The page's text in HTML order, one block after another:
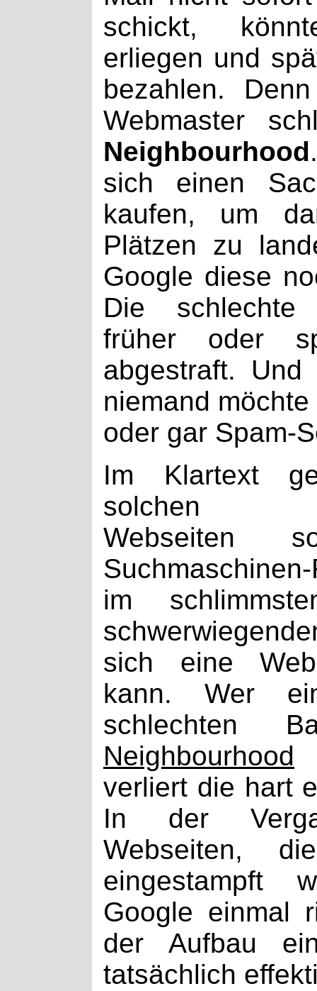
schickt,
erliegen und
bezahlen.
Webmaster
Neighbourhood
sich einen
kaufen, um
Plätzen zu
Google diese
Die schlechte
früher oder
abgestraft.
niemand
oder gar Spam-
Im Klartext
solchen
Webseiten
im
sich eine
kann. Wer
schlechten
Neighbourhood
verliert die hart
In der
Webseiten,
eingestampft
Google einmal
der Aufbau
tatsächlich